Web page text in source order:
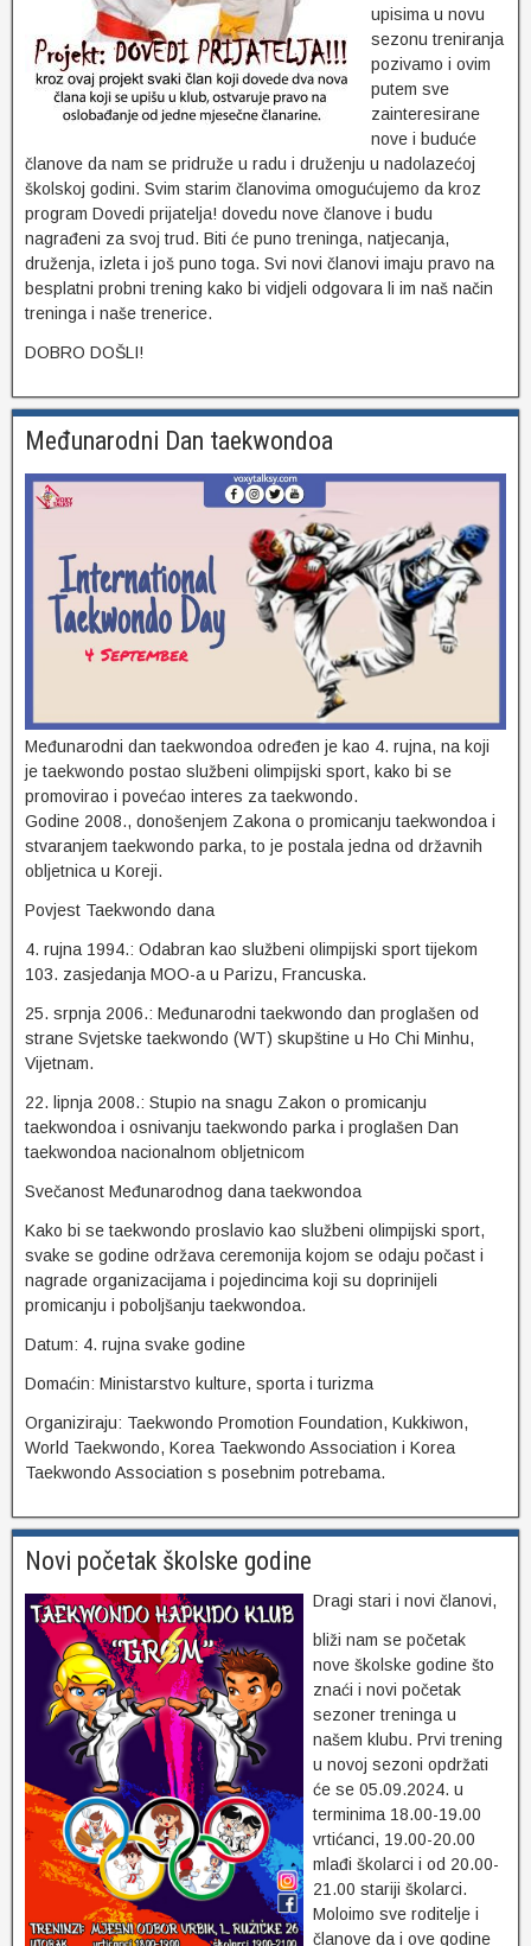
upisima u novu
sezonu treniranja
pozivamo i ovim
putem sve
zainteresirane
nove i buduće
članove da nam se pridruže u radu i druženju u nadolazećoj
školskoj godini. Svim starim članovima omogućujemo da kroz
program Dovedi prijatelja! dovedu nove članove i budu
nagrađeni za svoj trud. Biti će puno treninga, natjecanja,
druženja, izleta i još puno toga. Svi novi članovi imaju pravo na
besplatni probni trening kako bi vidjeli odgovara li im naš način
treninga i naše trenerice.
DOBRO DOŠLI!
Međunarodni Dan taekwondoa
Međunarodni dan taekwondoa određen je kao 4. rujna, na koji
je taekwondo postao službeni olimpijski sport, kako bi se
promovirao i povećao interes za taekwondo.
Godine 2008., donošenjem Zakona o promicanju taekwondoa i
stvaranjem taekwondo parka, to je postala jedna od državnih
obljetnica u Koreji.
Povjest Taekwondo dana
4. rujna 1994.: Odabran kao službeni olimpijski sport tijekom
103. zasjedanja MOO-a u Parizu, Francuska.
25. srpnja 2006.: Međunarodni taekwondo dan proglašen od
strane Svjetske taekwondo (WT) skupštine u Ho Chi Minhu,
Vijetnam.
22. lipnja 2008.: Stupio na snagu Zakon o promicanju
taekwondoa i osnivanju taekwondo parka i proglašen Dan
taekwondoa nacionalnom obljetnicom
Svečanost Međunarodnog dana taekwondoa
Kako bi se taekwondo proslavio kao službeni olimpijski sport,
svake se godine održava ceremonija kojom se odaju počast i
nagrade organizacijama i pojedincima koji su doprinijeli
promicanju i poboljšanju taekwondoa.
Datum: 4. rujna svake godine
Domaćin: Ministarstvo kulture, sporta i turizma
Organiziraju: Taekwondo Promotion Foundation, Kukkiwon,
World Taekwondo, Korea Taekwondo Association i Korea
Taekwondo Association s posebnim potrebama.
Novi početak školske godine
Dragi stari i novi članovi,
bliži nam se početak
nove školske godine što
znaći i novi početak
sezoner treninga u
našem klubu. Prvi trening
u novoj sezoni opdržati
će se 05.09.2024. u
terminima 18.00-19.00
vrtićanci, 19.00-20.00
mlađi školarci i od 20.00-
21.00 stariji školarci.
Moloimo sve roditelje i
članove da i ove godine